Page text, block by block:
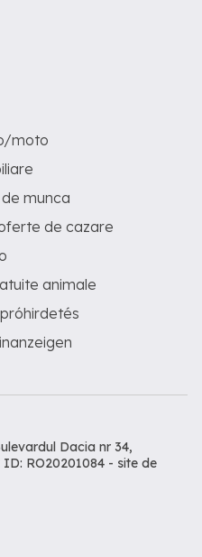
moto
munca
de cazare
animale
Dacia nr 34,
RO20201084 - site de